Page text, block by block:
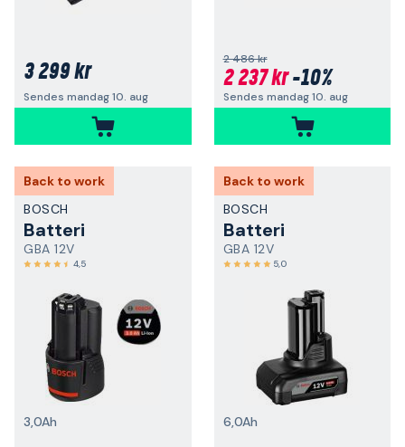
3 299 kr
Sendes mandag 10. aug
2 486 kr
2 237 kr-10%
Sendes mandag 10. aug
Back to work
BOSCH
Batteri
GBA 12V
4,5
3,0Ah
Back to work
BOSCH
Batteri
GBA 12V
5,0
6,0Ah